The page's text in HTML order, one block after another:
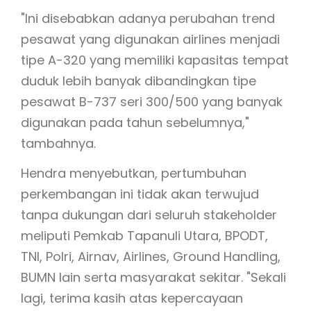
"Ini disebabkan adanya perubahan trend
pesawat yang digunakan airlines menjadi
tipe A-320 yang memiliki kapasitas tempat
duduk lebih banyak dibandingkan tipe
pesawat B-737 seri 300/500 yang banyak
digunakan pada tahun sebelumnya,"
tambahnya.
Hendra menyebutkan, pertumbuhan
perkembangan ini tidak akan terwujud
tanpa dukungan dari seluruh stakeholder
meliputi Pemkab Tapanuli Utara, BPODT,
TNI, Polri, Airnav, Airlines, Ground Handling,
BUMN lain serta masyarakat sekitar. "Sekali
lagi, terima kasih atas kepercayaan